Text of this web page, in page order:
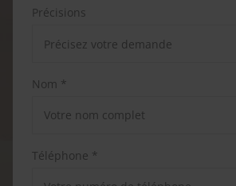
Précisions
Nom *
Téléphone *